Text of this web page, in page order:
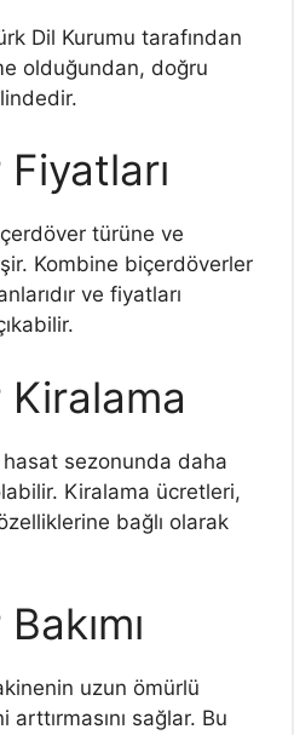
Dil Kurumu tarafından
olduğundan, doğru
türüne ve
Kombine biçerdöverler
ve fiyatları
sezonunda daha
Kiralama ücretleri,
bağlı olarak
uzun ömürlü
arttırmasını sağlar. Bu